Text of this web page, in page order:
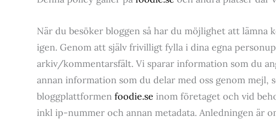
När du besöker bloggen så har du möjlighet att
igen. Genom att själv frivilligt fylla i dina egna
arkiv/kommentarsfält. Vi sparar information som du
annan information som du delar med oss genom mejl,
bloggplattformen foodie.se inom företaget och vid
inkl ip-nummer och annan metadata. Anledningen är